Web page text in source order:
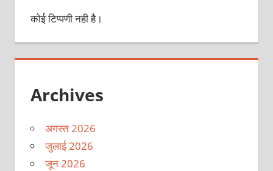
कोई टिप्पणी नही है।
Archives
अगस्त 2026
जुलाई 2026
जून 2026